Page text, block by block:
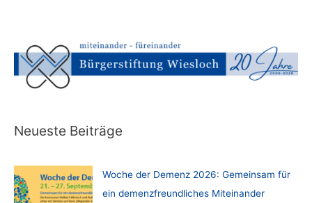
Neueste Beiträge
Woche der Demenz 2026: Gemeinsam für
ein demenzfreundliches Miteinander